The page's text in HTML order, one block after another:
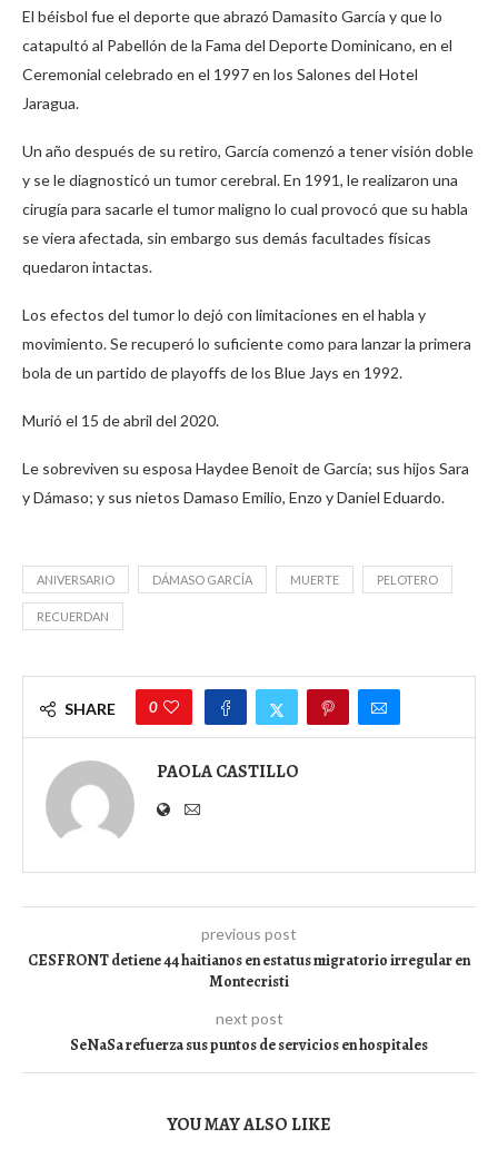
El béisbol fue el deporte que abrazó Damasito García y que lo
catapultó al Pabellón de la Fama del Deporte Dominicano, en el
Ceremonial celebrado en el 1997 en los Salones del Hotel
Jaragua.
Un año después de su retiro, García comenzó a tener visión doble
y se le diagnosticó un tumor cerebral. En 1991, le realizaron una
cirugía para sacarle el tumor maligno lo cual provocó que su habla
se viera afectada, sin embargo sus demás facultades físicas
quedaron intactas.
Los efectos del tumor lo dejó con limitaciones en el habla y
movimiento. Se recuperó lo suficiente como para lanzar la primera
bola de un partido de playoffs de los Blue Jays en 1992.
Murió el 15 de abril del 2020.
Le sobreviven su esposa Haydee Benoit de García; sus hijos Sara
y Dámaso; y sus nietos Damaso Emilio, Enzo y Daniel Eduardo.
ANIVERSARIO DÁMASO GARCÍA MUERTE PELOTERO
RECUERDAN
SHARE 0
PAOLA CASTILLO
previous post
CESFRONT detiene 44 haitianos en estatus migratorio irregular en
Montecristi
next post
SeNaSa refuerza sus puntos de servicios en hospitales
YOU MAY ALSO LIKE